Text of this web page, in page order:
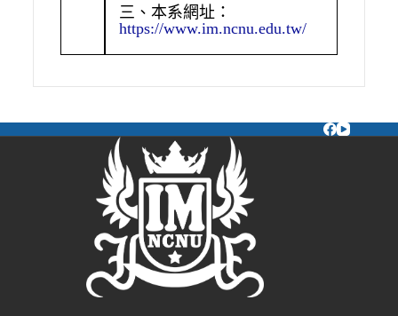
三、本系網址：
https://www.im.ncnu.edu.tw/